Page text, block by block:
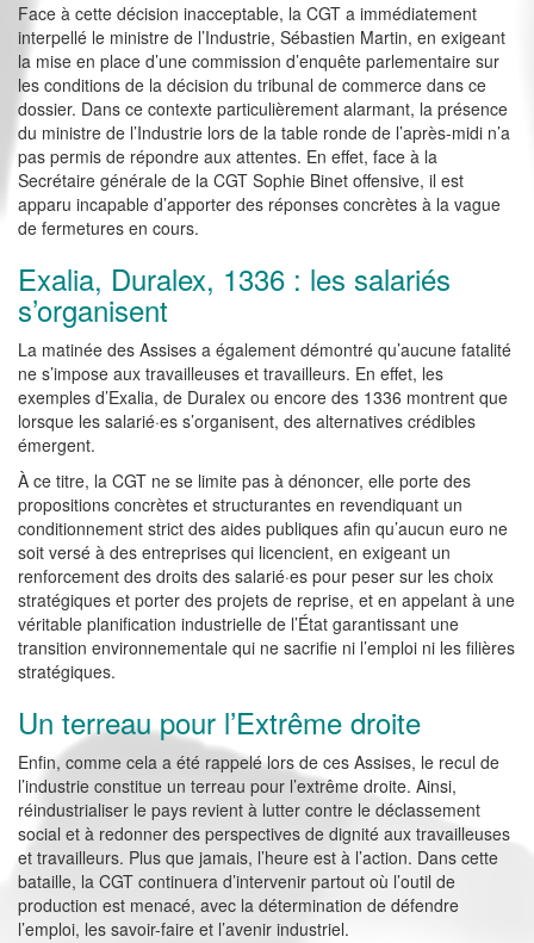
Face à cette décision inacceptable, la CGT a immédiatement
interpellé le ministre de l’Industrie, Sébastien Martin, en exigeant
la mise en place d’une commission d’enquête parlementaire sur
les conditions de la décision du tribunal de commerce dans ce
dossier. Dans ce contexte particulièrement alarmant, la présence
du ministre de l’Industrie lors de la table ronde de l’après-midi n’a
pas permis de répondre aux attentes. En effet, face à la
Secrétaire générale de la CGT Sophie Binet offensive, il est
apparu incapable d’apporter des réponses concrètes à la vague
de fermetures en cours.
Exalia, Duralex, 1336 : les salariés
s’organisent
La matinée des Assises a également démontré qu’aucune fatalité
ne s’impose aux travailleuses et travailleurs. En effet, les
exemples d’Exalia, de Duralex ou encore des 1336 montrent que
lorsque les salarié·es s’organisent, des alternatives crédibles
émergent.
À ce titre, la CGT ne se limite pas à dénoncer, elle porte des
propositions concrètes et structurantes en revendiquant un
conditionnement strict des aides publiques afin qu’aucun euro ne
soit versé à des entreprises qui licencient, en exigeant un
renforcement des droits des salarié·es pour peser sur les choix
stratégiques et porter des projets de reprise, et en appelant à une
véritable planification industrielle de l’État garantissant une
transition environnementale qui ne sacrifie ni l’emploi ni les filières
stratégiques.
Un terreau pour l’Extrême droite
Enfin, comme cela a été rappelé lors de ces Assises, le recul de
l’industrie constitue un terreau pour l’extrême droite. Ainsi,
réindustrialiser le pays revient à lutter contre le déclassement
social et à redonner des perspectives de dignité aux travailleuses
et travailleurs. Plus que jamais, l’heure est à l’action. Dans cette
bataille, la CGT continuera d’intervenir partout où l’outil de
production est menacé, avec la détermination de défendre
l’emploi, les savoir-faire et l’avenir industriel.